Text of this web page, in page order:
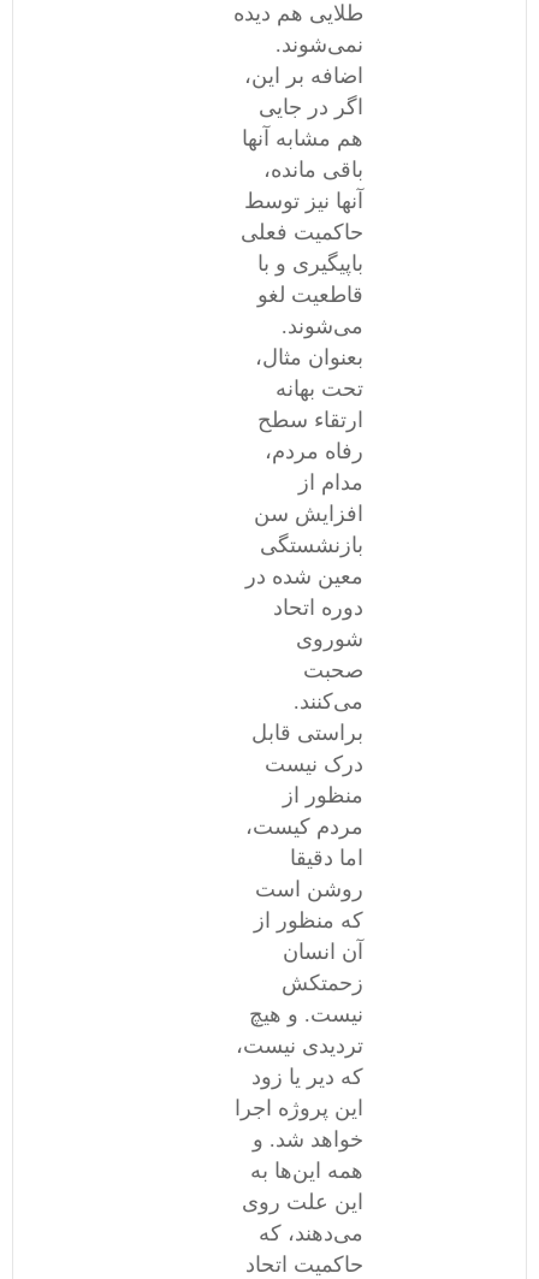
طلایی هم دیده
نمی‌شوند.
اضافه بر این،
اگر در جایی
هم مشابه آنها
باقی مانده،
آنها نیز توسط
حاکمیت فعلی
باپیگیری و با
قاطعیت لغو
می‌شوند.
بعنوان مثال،
تحت بهانه
ارتقاء سطح
رفاه مردم،
مدام از
افزایش سن
بازنشستگی
معین شده در
دوره اتحاد
شوروی
صحبت
می‌کنند.
براستی قابل
درک نیست
منظور از
مردم کیست،
اما دقیقا
روشن است
که منظور از
آن انسان
زحمتکش
نیست. و هیچ
تردیدی نیست،
که دیر یا زود
این پروژه‌ اجرا
خواهد شد. و
همه این‌ها ‌به
این علت روی
می‌دهند، که
حاکمیت اتحاد